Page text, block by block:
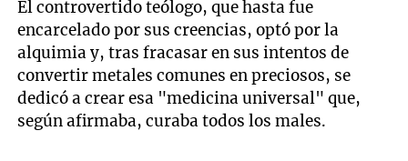
El controvertido teólogo, que hasta fue
encarcelado por sus creencias, optó por la
alquimia y, tras fracasar en sus intentos de
convertir metales comunes en preciosos, se
dedicó a crear esa "medicina universal" que,
según afirmaba, curaba todos los males.